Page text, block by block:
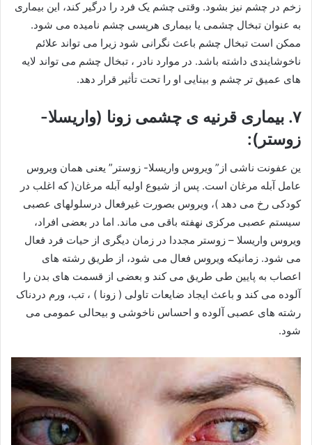
زخم در چشم نیز بشود. وقتی چشم یک فرد را درگیر کند، این بیماری
به عنوان تبخال چشمی یا بیماری هرپسی چشم نامیده می شود.
ممکن است تبخال چشم باعث نگرانی شود زیرا می تواند علائم
ناخوشایندی داشته باشد. در موارد نادر ، تبخال چشم می تواند لایه
های عمیق تر چشم و بینایی او را تحت تأثیر قرار دهد.
۷. بیماری قرنیه ی چشمی زونا (واریسلا-
زوستر):
ین عفونت ناشی از” ویروس واریسلا- زوستر” یعنی همان ویروس
عامل آبله مرغان است. پس از شیوع اولیه آبله مرغان( که اغلب در
کودکی رخ می دهد )، ویروس بصورت غیرفعال درسلولهای عصبی
سیستم عصبی مرکزی نهفته باقی می ماند. اما در بعضی افراد،
ویروس واریسلا – زوستر مجددا در زمان دیگری از حیات فرد فعال
می شود. زمانیکه ویروس فعال می شود، از طریق رشته های
اعصاب به پایین طی طریق می کند و بعضی از قسمت های بدن را
آلوده می کند و باعث ایجاد ضایعات تاولی ( زونا ) ، تب، ورم دردناک
رشته های عصبی آلوده و احساس ناخوشی و بیحالی عمومی می
شود.